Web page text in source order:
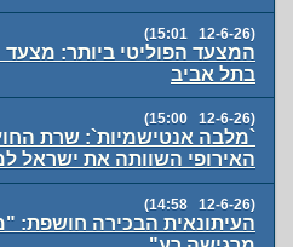
(12-6-26 15:01)
המצעד הפוליטי ביותר: מצעד
בתל אביב
(12-6-26 15:00)
`מלבה אנטישמיות`: שרת
האירופי השוותה את ישראל
(12-6-26 14:58)
העיתונאית הבכירה חושפת: